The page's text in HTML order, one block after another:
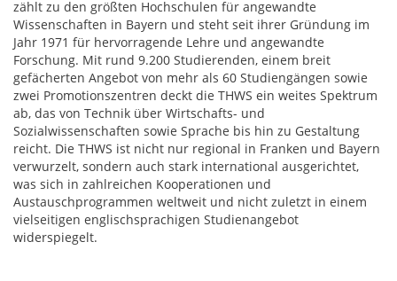
zählt zu den größten Hochschulen für angewandte
Wissenschaften in Bayern und steht seit ihrer Gründung im
Jahr 1971 für hervorragende Lehre und angewandte
Forschung. Mit rund 9.200 Studierenden, einem breit
gefächerten Angebot von mehr als 60 Studiengängen sowie
zwei Promotionszentren deckt die THWS ein weites Spektrum
ab, das von Technik über Wirtschafts- und
Sozialwissenschaften sowie Sprache bis hin zu Gestaltung
reicht. Die THWS ist nicht nur regional in Franken und Bayern
verwurzelt, sondern auch stark international ausgerichtet,
was sich in zahlreichen Kooperationen und
Austauschprogrammen weltweit und nicht zuletzt in einem
vielseitigen englischsprachigen Studienangebot
widerspiegelt.